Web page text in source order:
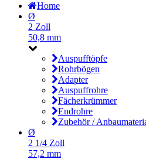
Home
Ø
2 Zoll
50,8 mm
Auspufftöpfe
Rohrbögen
Adapter
Auspuffrohre
Fächerkrümmer
Endrohre
Zubehör /
Ø
2 1/4 Zoll
57,2 mm